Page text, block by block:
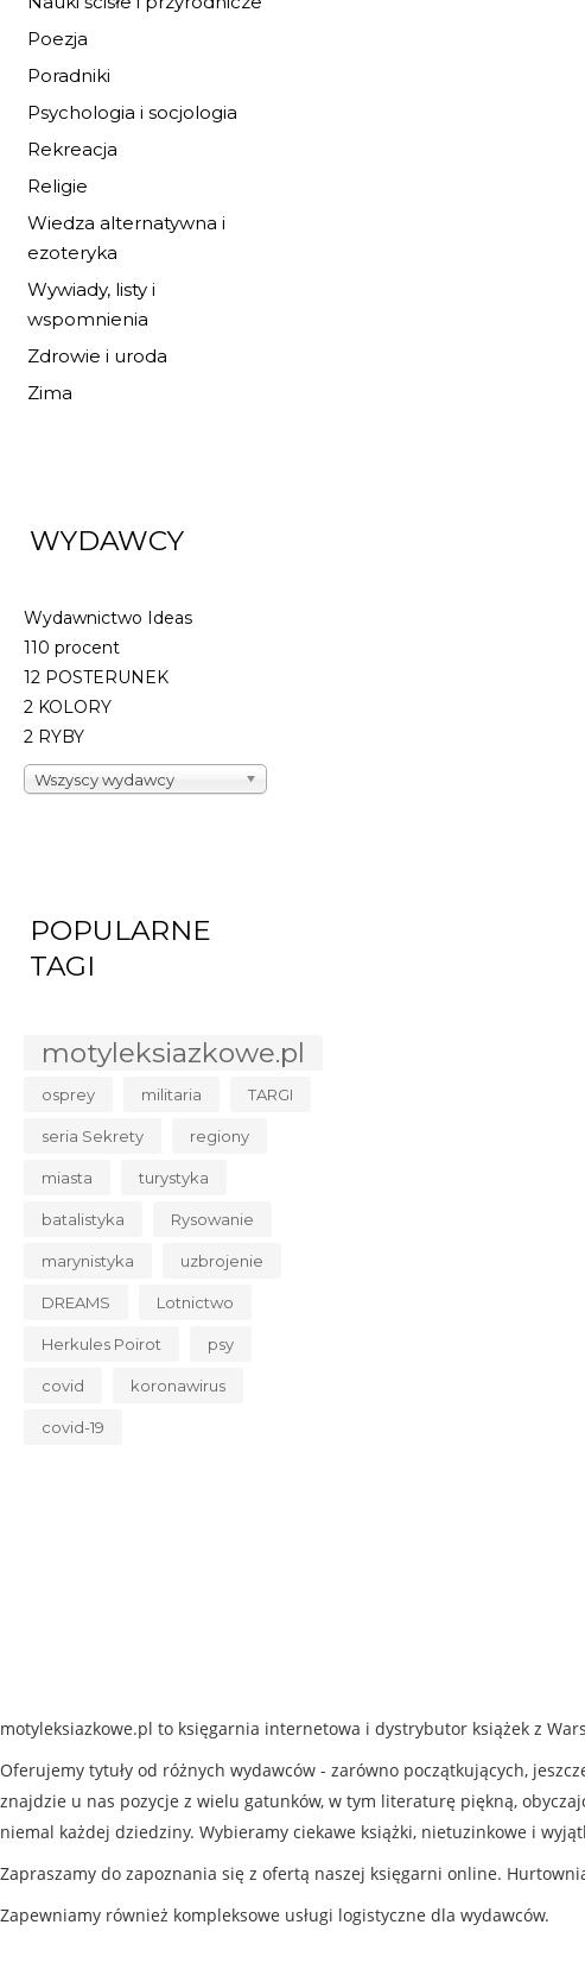
Poezja
Poradniki
Psychologia i socjologia
Rekreacja
Religie
Wiedza alternatywna i
ezoteryka
Wywiady, listy i
wspomnienia
Zdrowie i uroda
Zima
WYDAWCY
Wydawnictwo Ideas
110 procent
12 POSTERUNEK
2 KOLORY
2 RYBY
Wszyscy wydawcy
POPULARNE
TAGI
motyleksiazkowe.pl
osprey militaria TARGI
seria Sekrety regiony
miasta turystyka
batalistyka Rysowanie
marynistyka uzbrojenie
DREAMS Lotnictwo
Herkules Poirot psy
covid koronawirus
covid-19
motyleksiazkowe.pl to księgarnia internetowa i dystrybutor książek z
Oferujemy tytuły od różnych wydawców - zarówno początkujących,
znajdzie u nas pozycje z wielu gatunków, w tym literaturę piękną,
niemal każdej dziedziny. Wybieramy ciekawe książki, nietuzinkowe i
Zapraszamy do zapoznania się z ofertą naszej księgarni online.
Zapewniamy również kompleksowe usługi logistyczne dla wydawców.